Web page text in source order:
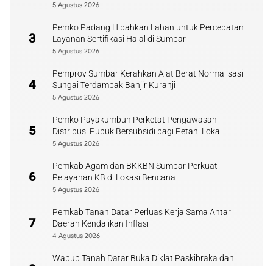
5 Agustus 2026
3
Pemko Padang Hibahkan Lahan untuk Percepatan
Layanan Sertifikasi Halal di Sumbar
5 Agustus 2026
4
Pemprov Sumbar Kerahkan Alat Berat Normalisasi
Sungai Terdampak Banjir Kuranji
5 Agustus 2026
5
Pemko Payakumbuh Perketat Pengawasan
Distribusi Pupuk Bersubsidi bagi Petani Lokal
5 Agustus 2026
6
Pemkab Agam dan BKKBN Sumbar Perkuat
Pelayanan KB di Lokasi Bencana
5 Agustus 2026
7
Pemkab Tanah Datar Perluas Kerja Sama Antar
Daerah Kendalikan Inflasi
4 Agustus 2026
Wabup Tanah Datar Buka Diklat Paskibraka dan